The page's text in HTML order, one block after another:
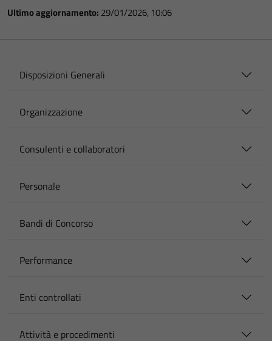
Ultimo aggiornamento: 29/01/2026, 10:06
Disposizioni Generali
Organizzazione
Consulenti e collaboratori
Personale
Bandi di Concorso
Performance
Enti controllati
Attività e procedimenti